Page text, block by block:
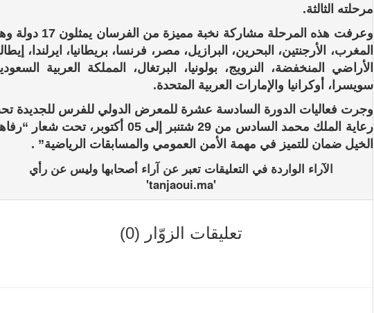
مرحلته الثالثة.
وعرفت هذه المرحلة مشاركة نخبة مميزة من الفرسان
المغرب، الأرجنتين، البحرين، البرازيل، مصر، فرنسا، بريطانيا، ايرلندا،
الأراضي المنخفضة، النرويج، بولونيا، البرتغال، المملكة العربية
سويسرا، أوكرانيا والإمارات العربية المتحدة.
وجرت فعاليات الدورة السادسة عشرة للمعرض الدولي للفرس للجديدة
رعاية الملك محمد السادس من 29 شتنبر إلى 05 أكتوبر، تحت شعار
الخيل ضمان للتميز في مهمة الأمن العمومي والمسابقات الرياضية” .
الآراء الواردة في التعليقات تعبر عن آراء أصحابها وليس عن رأي
'tanjaoui.ma'
تعليقات الزوّار (0)